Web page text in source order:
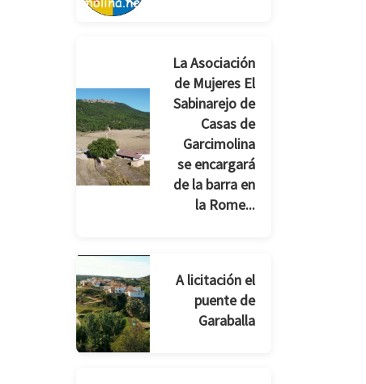
La Asociación
de Mujeres El
Sabinarejo de
Casas de
Garcimolina
se encargará
de la barra en
la Rome...
A licitación el
puente de
Garaballa